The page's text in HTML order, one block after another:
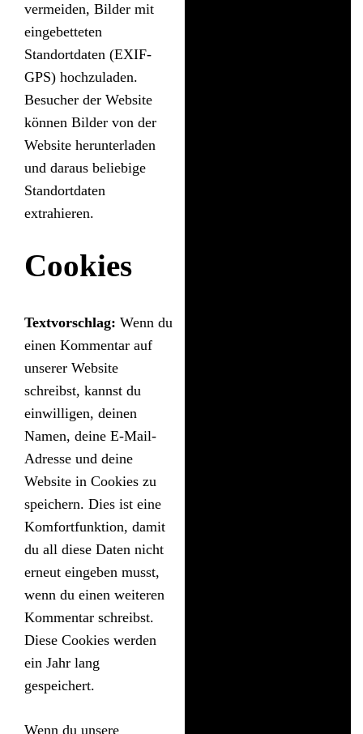
vermeiden, Bilder mit
eingebetteten
Standortdaten (EXIF-
GPS) hochzuladen.
Besucher der Website
können Bilder von der
Website herunterladen
und daraus beliebige
Standortdaten
extrahieren.
Cookies
Textvorschlag: Wenn du
einen Kommentar auf
unserer Website
schreibst, kannst du
einwilligen, deinen
Namen, deine E-Mail-
Adresse und deine
Website in Cookies zu
speichern. Dies ist eine
Komfortfunktion, damit
du all diese Daten nicht
erneut eingeben musst,
wenn du einen weiteren
Kommentar schreibst.
Diese Cookies werden
ein Jahr lang
gespeichert.
Wenn du unsere